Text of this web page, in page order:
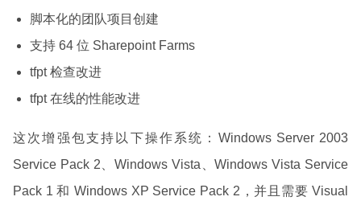
脚本化的团队项目创建
支持 64 位 Sharepoint Farms
tfpt 检查改进
tfpt 在线的性能改进
这次增强包支持以下操作系统：Windows Server 2003
Service Pack 2、Windows Vista、Windows Vista Service
Pack 1 和 Windows XP Service Pack 2，并且需要 Visual